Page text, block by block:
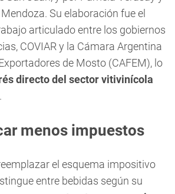
Su elaboración fue el
articulado entre los gobiernos
COVIAR y la Cámara Argentina
de Mosto (CAFEM), lo
directo del sector vitivinícola
menos impuestos
el esquema impositivo
entre bebidas según su